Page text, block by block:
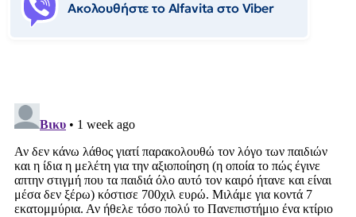
Ακολουθήστε το Αlfavita στο Viber